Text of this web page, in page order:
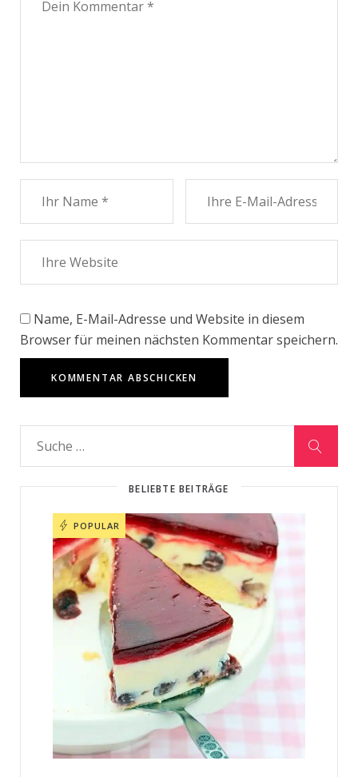
Name, E-Mail-Adresse und Website in diesem
Browser für meinen nächsten Kommentar speichern.
BELIEBTE BEITRÄGE
POPULAR